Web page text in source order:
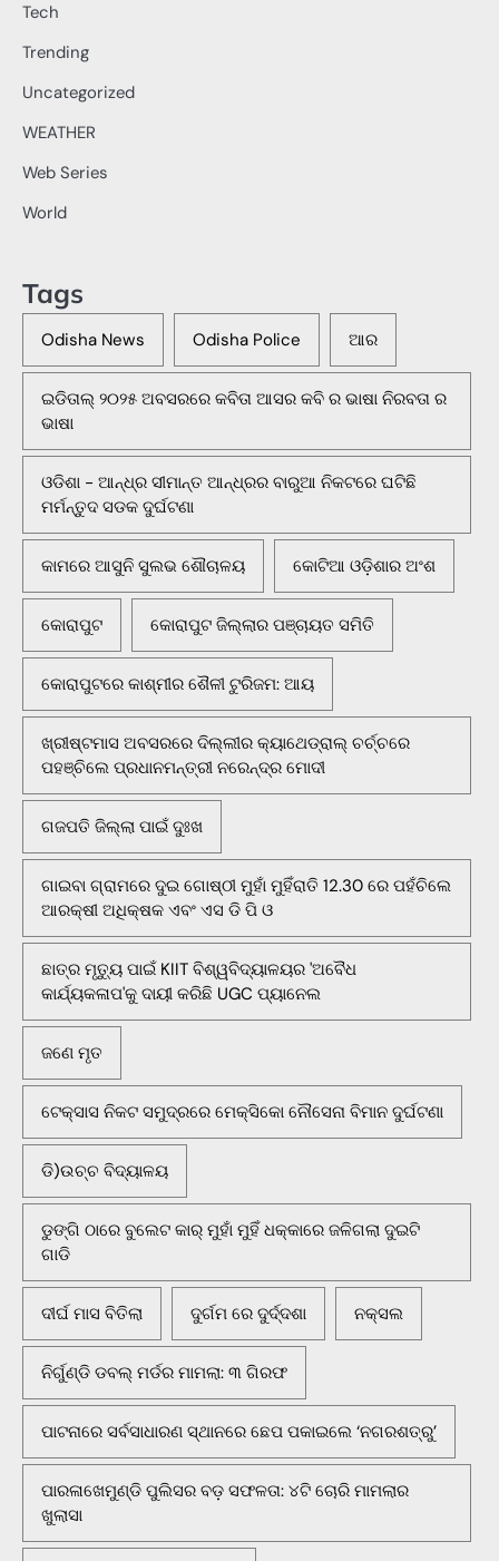
Tech
Trending
Uncategorized
WEATHER
Web Series
World
Tags
Odisha News Odisha Police ଆର
ଇଡିତାଲ୍ ୨୦୨୫ ଅବସରରେ କବିତା ଆସର କବି ର ଭାଷା ନିରବତା ର
ଭାଷା
ଓଡିଶା - ଆନ୍ଧ୍ର ସୀମାନ୍ତ ଆନ୍ଧ୍ରର ବାରୁଆ ନିକଟରେ ଘଟିଛି
ମର୍ମନ୍ତୁଦ ସଡକ ଦୁର୍ଘଟଣା
କାମରେ ଆସୁନି ସୁଲଭ ଶୌଚାଳୟ କୋଟିଆ ଓଡ଼ିଶାର ଅଂଶ
କୋରାପୁଟ କୋରାପୁଟ ଜିଲ୍ଲାର ପଞ୍ଚାୟତ ସମିତି
କୋରାପୁଟରେ କାଶ୍ମୀର ଶୈଳୀ ଟୁରିଜମ: ଆୟ
ଖ୍ରୀଷ୍ଟମାସ ଅବସରରେ ଦିଲ୍ଲୀର କ୍ୟାଥେଡ୍ରାଲ୍ ଚର୍ଚ୍ଚରେ
ପହଞ୍ଚିଲେ ପ୍ରଧାନମନ୍ତ୍ରୀ ନରେନ୍ଦ୍ର ମୋଦୀ
ଗଜପତି ଜିଲ୍ଲା ପାଇଁ ଦୁଃଖ
ଗାଇବା ଗ୍ରାମରେ ଦୁଇ ଗୋଷ୍ଠୀ ମୁହାଁ ମୁହିଁରାତି 12.30 ରେ ପହଁଚିଲେ
ଆରକ୍ଷୀ ଅଧିକ୍ଷକ ଏବଂ ଏସ ଡି ପି ଓ
ଛାତ୍ର ମୃତ୍ୟୁ ପାଇଁ KIIT ବିଶ୍ୱବିଦ୍ୟାଳୟର 'ଅବୈଧ
କାର୍ଯ୍ୟକଳାପ'କୁ ଦାୟୀ କରିଛି UGC ପ୍ୟାନେଲ
ଜଣେ ମୃତ
ଟେକ୍ସାସ ନିକଟ ସମୁଦ୍ରରେ ମେକ୍ସିକୋ ନୌସେନା ବିମାନ ଦୁର୍ଘଟଣା
ଡି)ଉଚ୍ଚ ବିଦ୍ୟାଳୟ
ଡୁଙ୍ଗି ଠାରେ ବୁଲେଟ କାର୍ ମୁହାଁ ମୁହିଁ ଧକ୍କାରେ ଜଳିଗଲା ଦୁଇଟି
ଗାଡି
ଦୀର୍ଘ ମାସ ବିତିଲା ଦୁର୍ଗମ ରେ ଦୁର୍ଦ୍ଦଶା ନକ୍ସଲ
ନିର୍ଗୁଣ୍ଡି ଡବଲ୍ ମର୍ଡର ମାମଲା: ୩ ଗିରଫ
ପାଟନାରେ ସର୍ବସାଧାରଣ ସ୍ଥାନରେ ଛେପ ପକାଇଲେ ‘ନଗରଶତ୍ରୁ’
ପାରଳାଖେମୁଣ୍ଡି ପୁଲିସର ବଡ଼ ସଫଳତା: ୪ଟି ଚୋରି ମାମଲାର
ଖୁଲାସା